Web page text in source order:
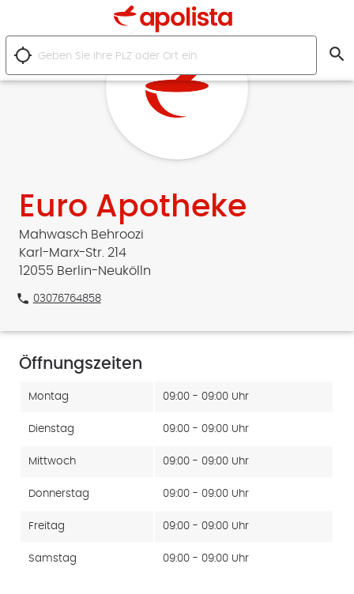
location_searching search
Euro Apotheke
Mahwasch Behroozi
Karl-Marx-Str. 214
12055 Berlin-Neukölln
phone 03076764858
Öffnungszeiten
Montag 09:00 - 09:00 Uhr
Dienstag 09:00 - 09:00 Uhr
Mittwoch 09:00 - 09:00 Uhr
Donnerstag 09:00 - 09:00 Uhr
Freitag 09:00 - 09:00 Uhr
Samstag 09:00 - 09:00 Uhr